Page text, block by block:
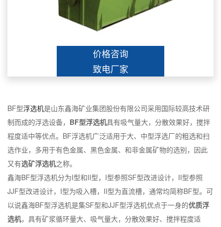
价格咨询
致电厂家
BF型浮选机是山东鑫海矿业集团股份有限公司采用国际较高技术研
制而成的浮选设备， BF型浮选机具有吸气量大，分散效果好，搅拌
程度适中等优点。BF浮选机广泛适用于大、中型浮选厂的粗选和扫
选作业，多用于有色金属、黑色金属、和非金属矿物的选别，因此
又有选矿浮选机之称。
鑫海BF型浮选机分为I型和II型，I型参照SF型改进设计，II型参照
JJF型改进设计，I型为吸入槽，II型为直流槽，通常均简称BF型。可
以说鑫海BF型浮选机是集SF型和JJF型浮选机优点于一身的优质浮
选机，具有矿浆循环量大、吸气量大，分散效果好、搅拌程度适